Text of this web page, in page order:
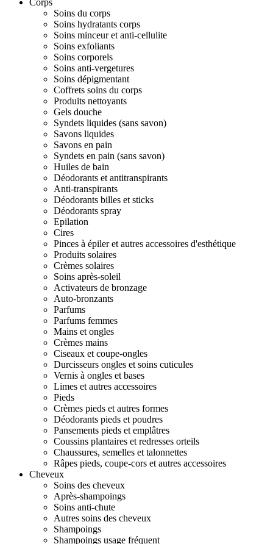
Corps
Soins du corps
Soins hydratants corps
Soins minceur et anti-cellulite
Soins exfoliants
Soins corporels
Soins anti-vergetures
Soins dépigmentant
Coffrets soins du corps
Produits nettoyants
Gels douche
Syndets liquides (sans savon)
Savons liquides
Savons en pain
Syndets en pain (sans savon)
Huiles de bain
Déodorants et antitranspirants
Anti-transpirants
Déodorants billes et sticks
Déodorants spray
Epilation
Cires
Pinces à épiler et autres accessoires d'esthétique
Produits solaires
Crèmes solaires
Soins après-soleil
Activateurs de bronzage
Auto-bronzants
Parfums
Parfums femmes
Mains et ongles
Crèmes mains
Ciseaux et coupe-ongles
Durcisseurs ongles et soins cuticules
Vernis à ongles et bases
Limes et autres accessoires
Pieds
Crèmes pieds et autres formes
Déodorants pieds et poudres
Pansements pieds et emplâtres
Coussins plantaires et redresses orteils
Chaussures, semelles et talonnettes
Râpes pieds, coupe-cors et autres accessoires
Cheveux
Soins des cheveux
Après-shampoings
Soins anti-chute
Autres soins des cheveux
Shampoings
Shampoings usage fréquent